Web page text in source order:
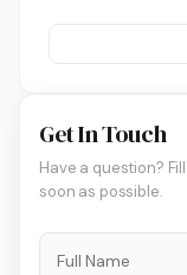
Get In Touch
Have a question?
soon as possible.